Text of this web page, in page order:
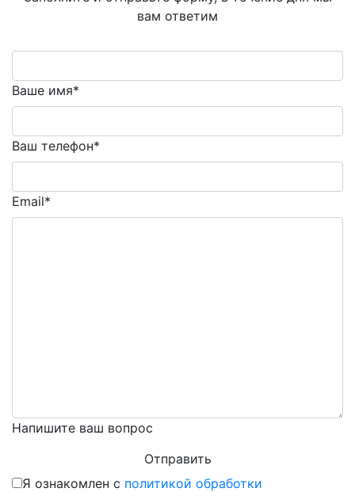
вам ответим
Ваше имя*
Ваш телефон*
Email*
Напишите ваш вопрос
Я ознакомлен с политикой обработки